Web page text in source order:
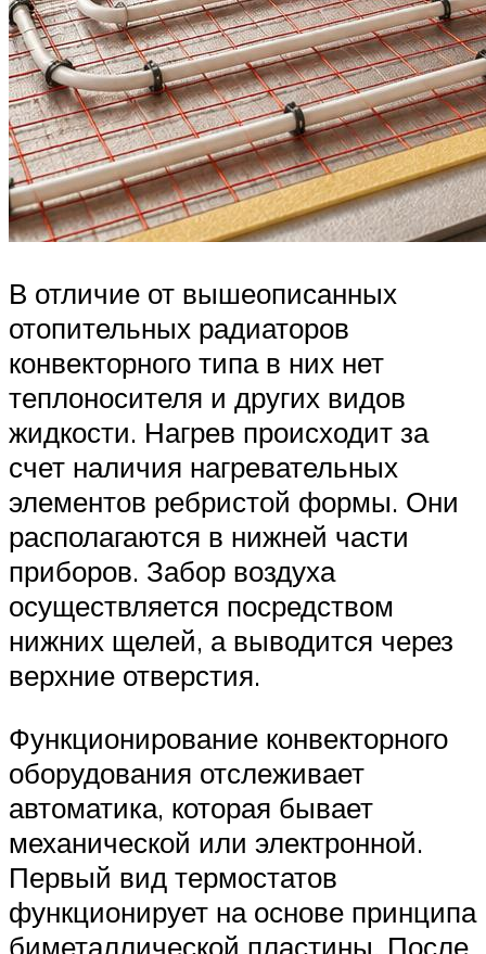
В отличие от вышеописанных
отопительных радиаторов
конвекторного типа в них нет
теплоносителя и других видов
жидкости. Нагрев происходит за
счет наличия нагревательных
элементов ребристой формы. Они
располагаются в нижней части
приборов. Забор воздуха
осуществляется посредством
нижних щелей, а выводится через
верхние отверстия.
Функционирование конвекторного
оборудования отслеживает
автоматика, которая бывает
механической или электронной.
Первый вид термостатов
функционирует на основе принципа
биметаллической пластины. После